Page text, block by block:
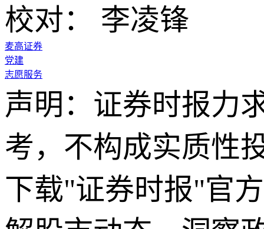
校对： 李凌锋
麦高证券
党建
志愿服务
声明：证券时报力
考，不构成实质性
下载"证券时报"官